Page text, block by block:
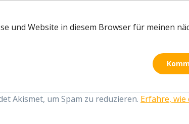
und Website in diesem Browser für meinen
Akismet, um Spam zu reduzieren. Erfahre,